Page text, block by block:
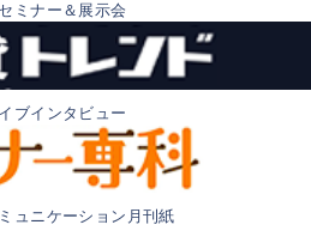
ミナー＆展示会
ブインタビュー
ュニケーション月刊紙